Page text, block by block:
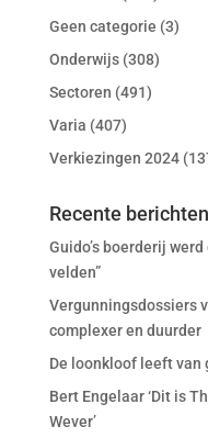
Geen categorie (3)
Onderwijs(308)
Sectoren (491)
Varia (407)
Verkiezingen 2024
Recente berichten
Guido’s boerderij
velden”
Vergunningsdossiers
complexer en duurder
De loonkloof leeft van
Bert Engelaar ‘Dit is
Wever’